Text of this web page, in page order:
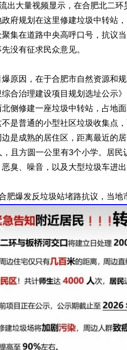
出大量视频显示，在合肥北二环
府规划在这里修建垃圾中转站
集在道路中央高呼口号，抗议
没有征求民众意见。
原因，在于合肥市自然资源和
综合治理建设项目规划选址公示
侧修建一座垃圾中转站，占地
是普通的小型社区垃圾收集点
是成熟的居住区，距离最近的
，且方圆一公里有3个小学。居
臭、噪音，以及大型垃圾车进出